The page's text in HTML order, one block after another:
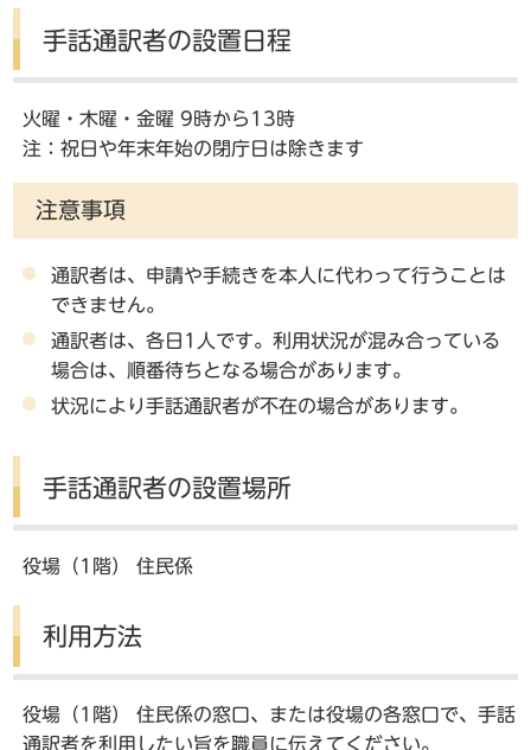
手話通訳者の設置日程
火曜・木曜・金曜 9時から13時
注：祝日や年末年始の閉庁日は除きます
注意事項
通訳者は、申請や手続きを本人に代わって行うことは
できません。
通訳者は、各日1人です。利用状況が混み合っている
場合は、順番待ちとなる場合があります。
状況により手話通訳者が不在の場合があります。
手話通訳者の設置場所
役場（1階） 住民係
利用方法
役場（1階） 住民係の窓口、または役場の各窓口で、手話
通訳者を利用したい旨を職員に伝えてください。